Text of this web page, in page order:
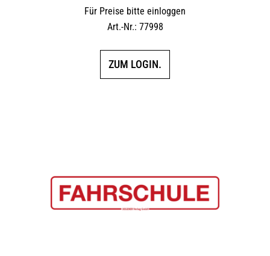
Für Preise bitte einloggen
Art.-Nr.: 77998
ZUM LOGIN.